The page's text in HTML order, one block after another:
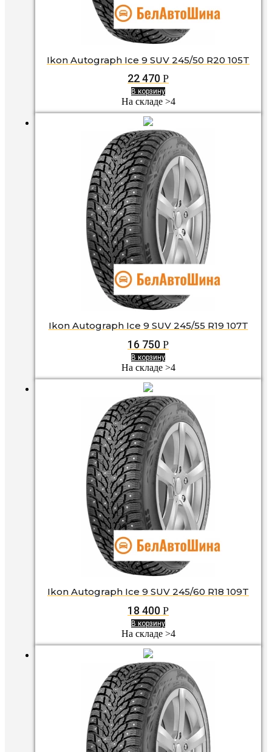
Ikon Autograph Ice 9 SUV 245/50 R20 105T
22 470 Р
В корзину
На складе >4
Ikon Autograph Ice 9 SUV 245/55 R19 107T
16 750 Р
В корзину
На складе >4
Ikon Autograph Ice 9 SUV 245/60 R18 109T
18 400 Р
В корзину
На складе >4